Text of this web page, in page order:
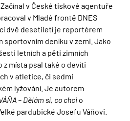
v České tiskové agentuře
v Mladé frontě DNES
dvě desetiletí je reportérem
sportovním deníku v zemi. Jako
letních a pěti zimních
z místa psal také o devíti
v atletice, či sedmi
lyžování. Je autorem
– Dělám si, co chci o
pardubické Josefu Váňovi.